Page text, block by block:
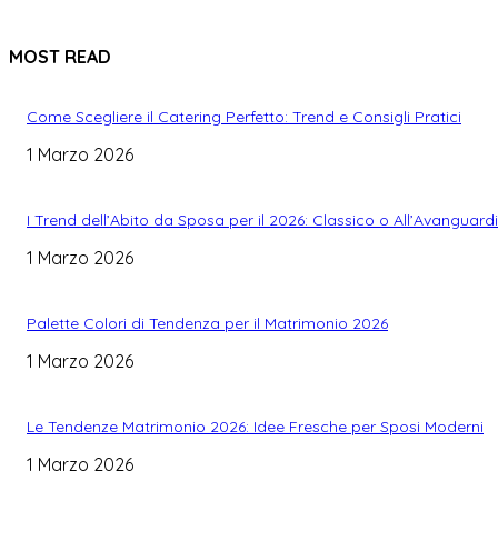
MOST READ
Come Scegliere il Catering Perfetto: Trend e Consigli Pratici
1 Marzo 2026
I Trend dell’Abito da Sposa per il 2026: Classico o
1 Marzo 2026
Palette Colori di Tendenza per il Matrimonio 2026
1 Marzo 2026
Le Tendenze Matrimonio 2026: Idee Fresche per Sposi Moderni
1 Marzo 2026